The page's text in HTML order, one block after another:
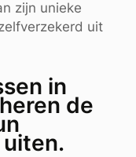
zijn unieke
uit
in
de